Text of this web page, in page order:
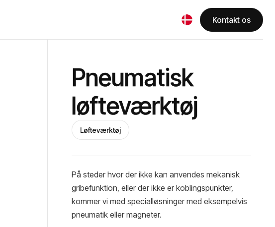
Kontakt os
Pneumatisk
løfteværktøj
Løfteværktøj
På steder hvor der ikke kan anvendes mekanisk
gribefunktion, eller der ikke er koblingspunkter,
kommer vi med specialløsninger med eksempelvis
pneumatik eller magneter.